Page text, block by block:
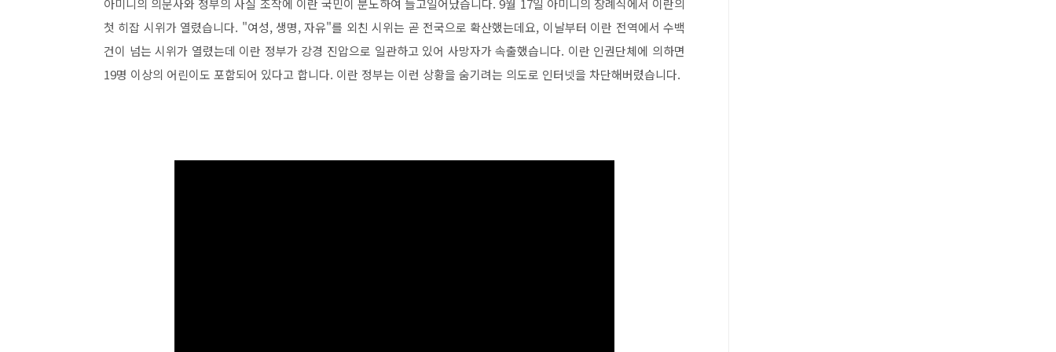
아미니의 의문사와 정부의 사실 조작에 이란 국민이 분노하여 들고일어났습니다. 9월 17일 아미니의 장례식에서 이란의
첫 히잡 시위가 열렸습니다. "여성, 생명, 자유"를 외친 시위는 곧 전국으로 확산했는데요, 이날부터 이란 전역에서 수백
건이 넘는 시위가 열렸는데 이란 정부가 강경 진압으로 일관하고 있어 사망자가 속출했습니다. 이란 인권단체에 의하면
19명 이상의 어린이도 포함되어 있다고 합니다. 이란 정부는 이런 상황을 숨기려는 의도로 인터넷을 차단해버렸습니다.